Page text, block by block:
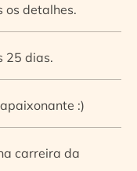
os detalhes.
25 dias.
:)
carreira da